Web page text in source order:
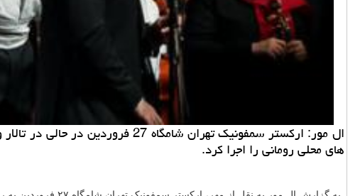
ال مور: ارکستر سمفونیک تهران
های محلی رومانی را اجرا کرد.